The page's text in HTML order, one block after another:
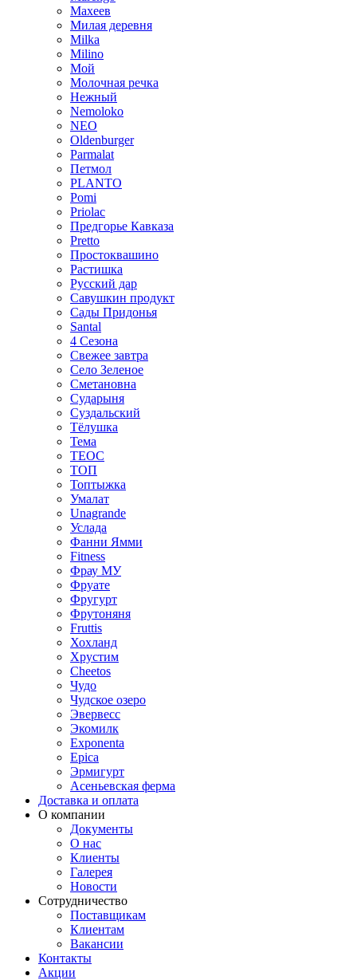
Махеев
Милая деревня
Milka
Milino
Мой
Молочная речка
Нежный
Nemoloko
NEO
Oldenburger
Parmalat
Петмол
PLANTO
Pomi
Priolac
Предгорье Кавказа
Pretto
Простоквашино
Растишка
Русский дар
Савушкин продукт
Сады Придонья
Santal
4 Сезона
Свежее завтра
Село Зеленое
Сметановна
Сударыня
Суздальский
Тёлушка
Тема
ТЕОС
ТОП
Топтыжка
Умалат
Unagrande
Услада
Фанни Ямми
Fitness
Фрау МУ
Фруате
Фругурт
Фрутоняня
Fruttis
Хохланд
Хрустим
Cheetos
Чудо
Чудское озеро
Эвервесс
Экомилк
Exponenta
Epica
Эрмигурт
Асеньевская ферма
Доставка и оплата
О компании
Документы
О нас
Клиенты
Галерея
Новости
Сотрудничество
Поставщикам
Клиентам
Вакансии
Контакты
Акции